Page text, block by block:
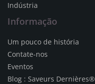
Indústria
Informação
Um pouco de história
Contate-nos
Eventos
Blog : Saveurs Dernières®